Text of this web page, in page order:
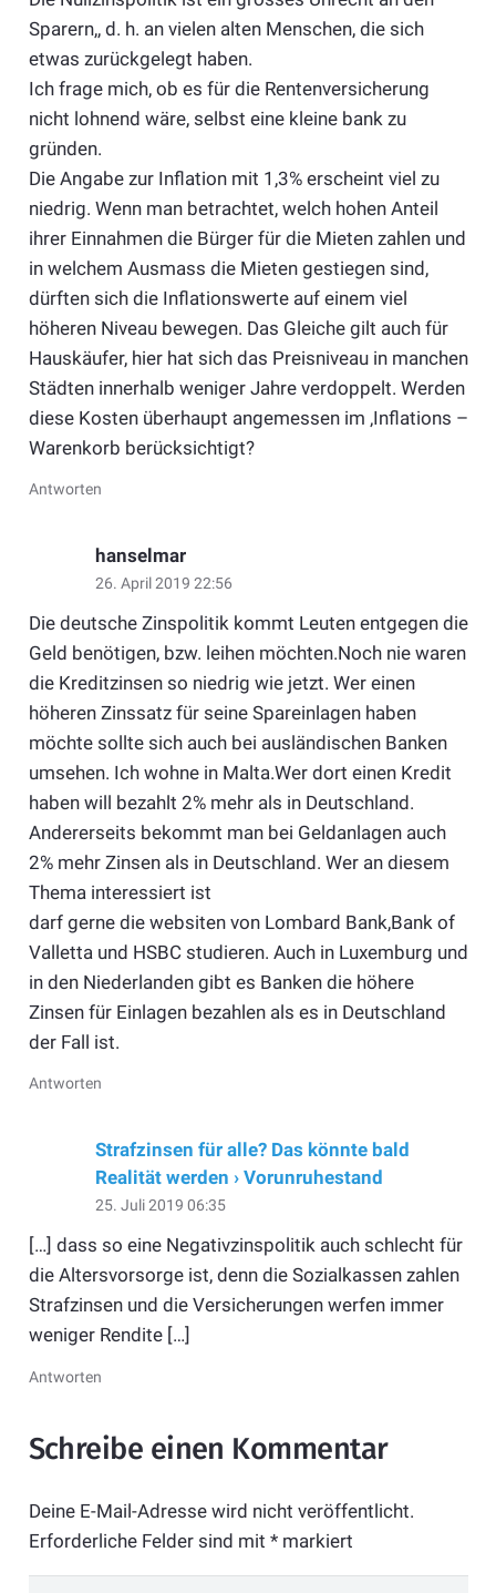
Sparern,, d. h. an vielen alten Menschen, die sich
etwas zurückgelegt haben.
Ich frage mich, ob es für die Rentenversicherung
nicht lohnend wäre, selbst eine kleine bank zu
gründen.
Die Angabe zur Inflation mit 1,3% erscheint viel zu
niedrig. Wenn man betrachtet, welch hohen Anteil
ihrer Einnahmen die Bürger für die Mieten zahlen und
in welchem Ausmass die Mieten gestiegen sind,
dürften sich die Inflationswerte auf einem viel
höheren Niveau bewegen. Das Gleiche gilt auch für
Hauskäufer, hier hat sich das Preisniveau in manchen
Städten innerhalb weniger Jahre verdoppelt. Werden
diese Kosten überhaupt angemessen im ‚Inflations –
Warenkorb berücksichtigt?
Antworten
hanselmar
26. April 2019 22:56
Die deutsche Zinspolitik kommt Leuten entgegen die
Geld benötigen, bzw. leihen möchten.Noch nie waren
die Kreditzinsen so niedrig wie jetzt. Wer einen
höheren Zinssatz für seine Spareinlagen haben
möchte sollte sich auch bei ausländischen Banken
umsehen. Ich wohne in Malta.Wer dort einen Kredit
haben will bezahlt 2% mehr als in Deutschland.
Andererseits bekommt man bei Geldanlagen auch
2% mehr Zinsen als in Deutschland. Wer an diesem
Thema interessiert ist
darf gerne die websiten von Lombard Bank,Bank of
Valletta und HSBC studieren. Auch in Luxemburg und
in den Niederlanden gibt es Banken die höhere
Zinsen für Einlagen bezahlen als es in Deutschland
der Fall ist.
Antworten
Strafzinsen für alle? Das könnte bald
Realität werden › Vorunruhestand
25. Juli 2019 06:35
[…] dass so eine Negativzinspolitik auch schlecht für
die Altersvorsorge ist, denn die Sozialkassen zahlen
Strafzinsen und die Versicherungen werfen immer
weniger Rendite […]
Antworten
Schreibe einen Kommentar
Deine E-Mail-Adresse wird nicht veröffentlicht.
Erforderliche Felder sind mit *markiert